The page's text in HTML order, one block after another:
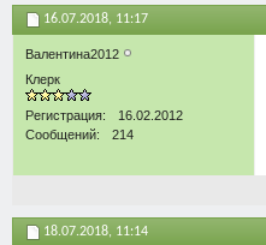
16.07.2018, 11:17
Валентина2012
Клерк
Регистрация
16.02.2012
Сообщений
214
18.07.2018, 11:14